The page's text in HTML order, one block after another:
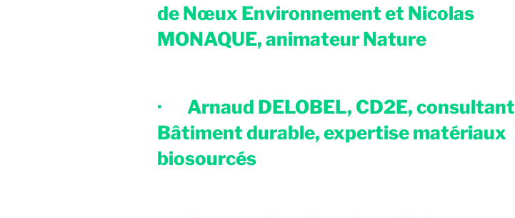
de Nœux Environnement et Nicolas
MONAQUE, animateur Nature
· Arnaud DELOBEL, CD2E, consultant
Bâtiment durable, expertise matériaux
biosourcés